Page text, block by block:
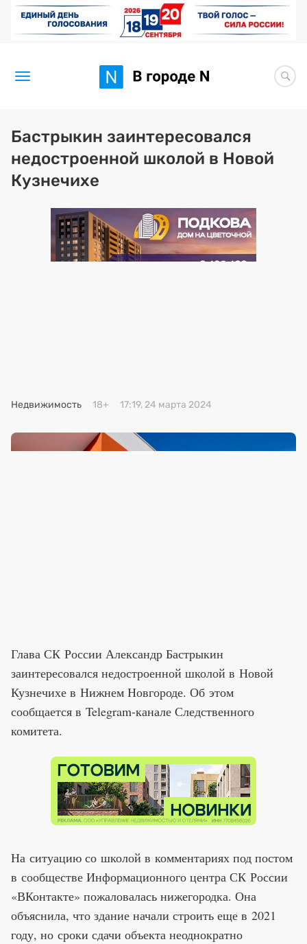
Новости
Статьи
BORЩ
Искусство исцелять
Бастрыкин заинтересовался
недостроенной школой в Новой
Кузнечихе
Недвижимость 18+ 17:19, 24 марта 2024
Глава СК России Александр Бастрыкин
заинтересовался недостроенной школой в Новой
Кузнечихе в Нижнем Новгороде. Об этом
сообщается в Telegram-канале Следственного
комитета.
На ситуацию со школой в комментариях под постом
в сообществе Информационного центра СК России
«ВКонтакте» пожаловалась нижегородка. Она
объяснила, что здание начали строить еще в 2021
году, но сроки сдачи объекта неоднократно